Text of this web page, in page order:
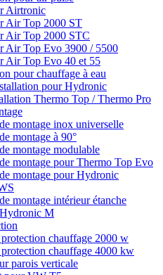
Airtronic
Air Top 2000 ST
Air Top 2000 STC
Air Top Evo 3900 / 5500
Air Top Evo 40 et 55
pour chauffage à eau
pour Hydronic
Thermo Top / Thermo Pro
montage inox universelle
montage à 90°
montage modulable
montage pour Thermo Top Evo
montage pour Hydronic
montage intérieur étanche
M
chauffage 2000 w
chauffage 4000 kw
parois verticale